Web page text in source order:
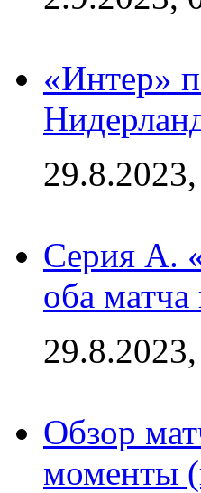
«Интер»
Серия А.
оба матча
Обзор
моменты